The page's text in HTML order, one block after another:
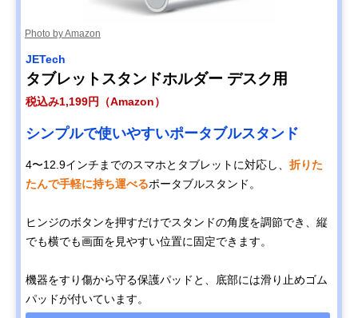
Photo by Amazon
JETech
タブレットスタンドホルダー デスク用
税込み1,199円（Amazon）
シンプルで使いやすいポータブルスタンド
4〜12.9インチまでのスマホとタブレットに対応し、 折りた
たんで手軽に持ち運べるポータブルスタンド。
ヒンジのボタンを押すだけでスタンドの角度を調節でき、縦
でも横でも画面を見やすい位置に固定できます。
機器をすり傷から守る保護パッドと、底部には滑り止めゴム
パッドが付いています。